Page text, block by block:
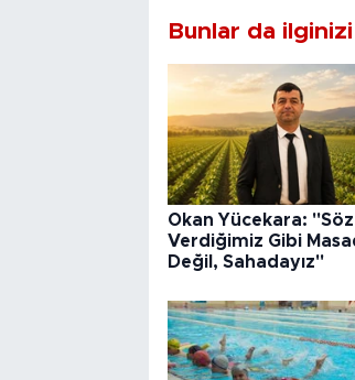
Bunlar da
Okan Yücekara: "Söz
Verdiğimiz Gibi
Değil, Sahadayız"